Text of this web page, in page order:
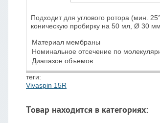
Подходит для углового ротора (мин.
коническую пробирку на 50 мл, Ø 30 мм.
Материал мембраны
Номинальное отсечение по
Диапазон объемов
теги:
Vivaspin 15R
Товар находится в категориях: